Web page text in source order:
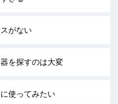
がない
を探すのは大変
使ってみたい